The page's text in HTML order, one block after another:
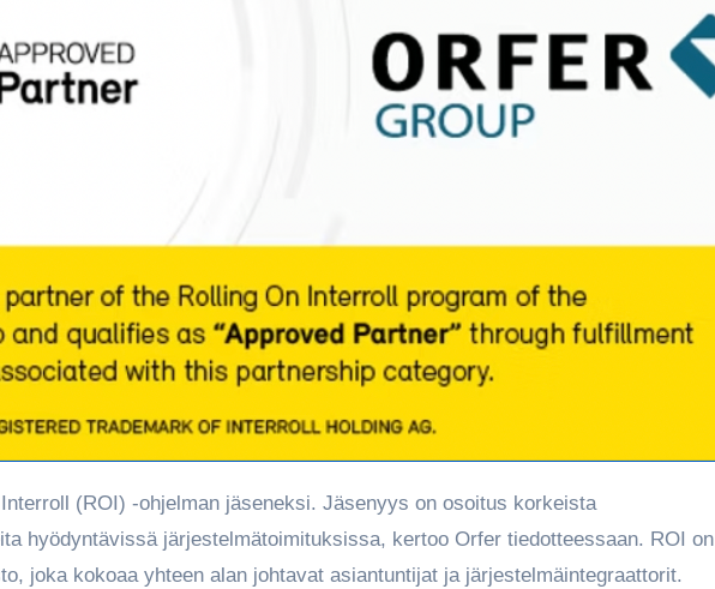
hyödyntävissä järjestelmätoimituksissa, kertoo Orfer tiedotteessaan. ROI on
joka kokoaa yhteen alan johtavat asiantuntijat ja järjestelmäintegraattorit.